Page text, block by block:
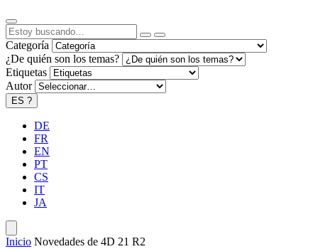
Categoría
¿De quién son los temas?
Etiquetas
Autor
ES ?
DE
FR
EN
PT
CS
IT
JA
Inicio Novedades de 4D 21 R2